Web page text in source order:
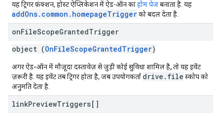
यह ट्रिगर फ़ंक्शन, होस्ट ऐप्लिकेशन में ऐड-ऑन काहोम पेजबनाता है. यह
addOns.common.homepageTriggerको बदल देता है.
onFileScopeGrantedTrigger
object (OnFileScopeGrantedTrigger)
अगर ऐड-ऑन में मौजूदा दस्तावेज़ से जुड़ी कोई सुविधा शामिल है, तो यह इवेंट
ज़रूरी है . यह इवेंट तब ट्रिगर होता है, जब उपयोगकर्ता drive.file स्कोप को
अनुमति देता है.
linkPreviewTriggers[]